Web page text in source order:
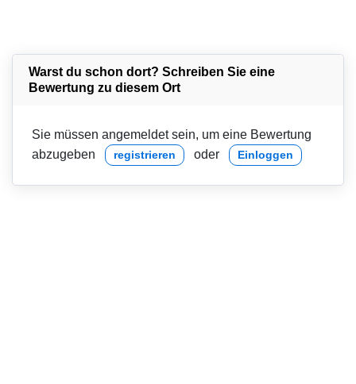
Warst du schon dort? Schreiben Sie eine
Bewertung zu diesem Ort
Sie müssen angemeldet sein, um eine Bewertung
abzugeben
registrieren oder Einloggen